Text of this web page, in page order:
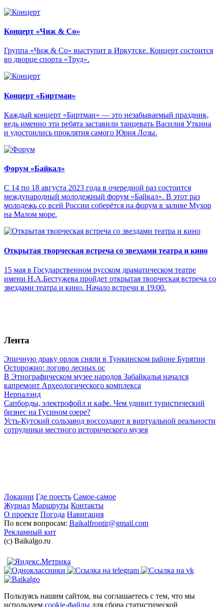
Концерт «Чиж & Cо»
Группа «Чиж & Co» выступит в Иркутске. Концерт состоится
во дворце спорта «Труд».
Концерт «Биртман»
Каждый концерт «Биртман» — это незабываемый праздник,
ведь именно эти ребята заставили танцевать Василия Уткина
и удостоились проклятия самого Юрия Лозы.
Форум «Байкал»
С 14 по 18 августа 2023 года в очередной раз состоится
международный молодежный форум «Байкал». В этот раз
молодежь со всей России соберётся на форум в заливе Мухор
на Малом море.
Открытая творческая встреча со звездами театра и кино
15 мая в Государственном русском драматическом театре
имени Н.А.Бестужева пройдет открытая творческая встреча со
звездами театра и кино. Начало встречи в 19:00.
Лента
Эпичную драку орлов сняли в Тункинском районе Бурятии
Осторожно: логово лесных ос
В Этнографическом музее народов Забайкалья начался
капремонт Археологического комплекса
Нерпалэнд
Сапборды, электрофойл и кафе. Чем удивит туристический
бизнес на Гусином озере?
Усть-Кутский сользавод воссоздают в виртуальной реальности
сотрудники местного исторического музея
Локации Где поесть Самое-самое
Журнал Маршруты Контакты
О проекте Погода Навигация
По всем вопросам: Baikalfrontir@gmail.com
Рекламный кит
(с) Baikalgo.ru
Пользуясь нашим сайтом, вы соглашаетесь с тем, что мы
используем cookie-файлы для сбора статистической